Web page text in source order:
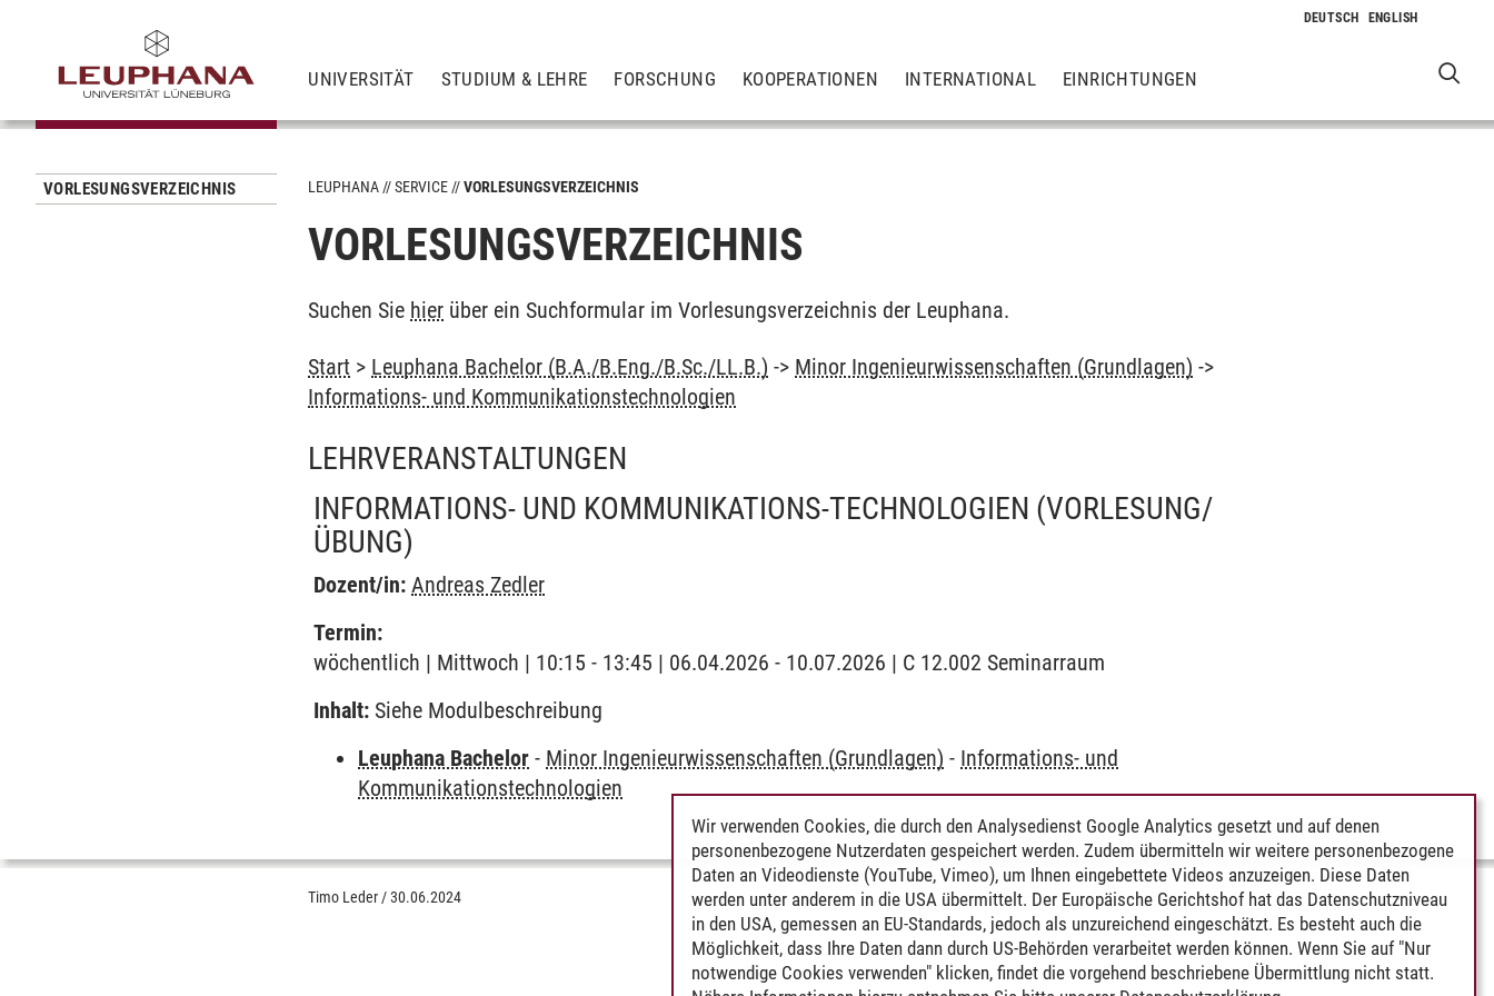
UNIVERSITÄT STUDIUM & LEHRE FORSCHUNG KOOPERATIONEN INTERNATIONAL EINRICHTUNGEN
VORLESUNGSVERZEICHNIS LEUPHANA SERVICE VORLESUNGSVERZEICHNIS
VORLESUNGSVERZEICHNIS
Suchen Sie hier über ein Suchformular im Vorlesungsverzeichnis der Leuphana.
Start > Leuphana Bachelor (B.A./B.Eng./B.Sc./LL.B.) -> Minor Ingenieurwissenschaften (Grundlagen) ->
Informations- und Kommunikationstechnologien
LEHRVERANSTALTUNGEN
INFORMATIONS- UND KOMMUNIKATIONS-TECHNOLOGIEN (VORLESUNG/
ÜBUNG)
Dozent/in: Andreas Zedler
Termin:
wöchentlich | Mittwoch | 10:15 - 13:45 | 06.04.2026 - 10.07.2026 | C 12.002 Seminarraum
Inhalt: Siehe Modulbeschreibung
Leuphana Bachelor - Minor Ingenieurwissenschaften (Grundlagen) - Informations- und
Kommunikationstechnologien
Timo Leder /30.06.2024
Wir verwenden Cookies, die durch den Analysedienst Google Analytics gesetzt und auf denen
personenbezogene Nutzerdaten gespeichert werden. Zudem übermitteln wir weitere personenbezogene
Daten an Videodienste (YouTube, Vimeo), um Ihnen eingebettete Videos anzuzeigen. Diese Daten
werden unter anderem in die USA übermittelt. Der Europäische Gerichtshof hat das Datenschutzniveau
in den USA, gemessen an EU-Standards, jedoch als unzureichend eingeschätzt. Es besteht auch die
Möglichkeit, dass Ihre Daten dann durch US-Behörden verarbeitet werden können. Wenn Sie auf "Nur
notwendige Cookies verwenden" klicken, findet die vorgehend beschriebene Übermittlung nicht statt.